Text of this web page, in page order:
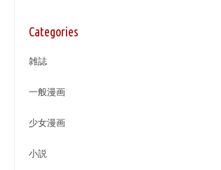
Categories
雑誌
一般漫画
少女漫画
小説